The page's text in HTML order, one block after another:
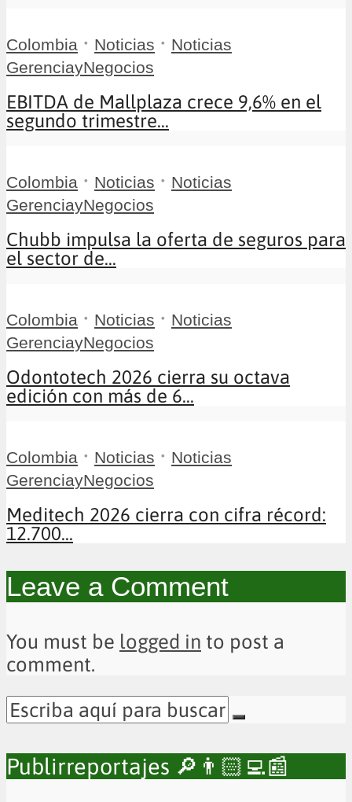
Colombia • Noticias • Noticias
GerenciayNegocios
EBITDA de Mallplaza crece 9,6% en el
segundo trimestre...
Colombia • Noticias • Noticias
GerenciayNegocios
Chubb impulsa la oferta de seguros para
el sector de...
Colombia • Noticias • Noticias
GerenciayNegocios
Odontotech 2026 cierra su octava
edición con más de 6...
Colombia • Noticias • Noticias
GerenciayNegocios
Meditech 2026 cierra con cifra récord:
12.700...
Leave a Comment
You must be logged in to post a
comment.
Publirreportajes 🔎👨🏻‍💻📰